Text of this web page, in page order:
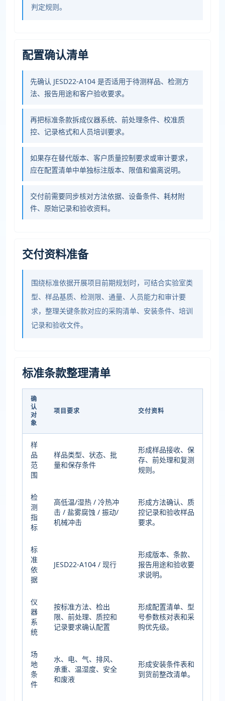
判定规则。
配置确认清单
先确认 JESD22-A104 是否适用于待测样品、检测方
法、报告用途和客户验收要求。
再把标准条款拆成仪器系统、前处理条件、校准质
控、记录格式和人员培训要求。
如果存在替代版本、客户质量控制要求或审计要求，
应在配置清单中单独标注版本、限值和偏离说明。
交付前需要同步核对方法依据、设备条件、耗材附
件、原始记录和验收资料。
交付资料准备
围绕标准依据开展项目前期规划时，可结合实验室类
型、样品基质、检测限、通量、人员能力和审计要
求，整理关键条款对应的采购清单、安装条件、培训
记录和验收文件。
标准条款整理清单
确
认
对
象
项目要求 交付资料
样
品
范
围
样品类型、状态、批
量和保存条件
形成样品接收、保
存、前处理和复测
规则。
检
测
指
标
高低温/湿热 / 冷热冲
击 / 盐雾腐蚀 / 振动/
机械冲击
形成方法确认、质
控记录和验收样品
要求。
标
准
依
据
JESD22-A104 / 现行
形成版本、条款、
报告用途和验收要
求说明。
仪
器
系
统
按标准方法、检出
限、前处理、质控和
记录要求确认配置
形成配置清单、型
号参数核对表和采
购优先级。
场
地
条
件
水、电、气、排风、
承重、温湿度、安全
和废液
形成安装条件表和
到货前整改清单。